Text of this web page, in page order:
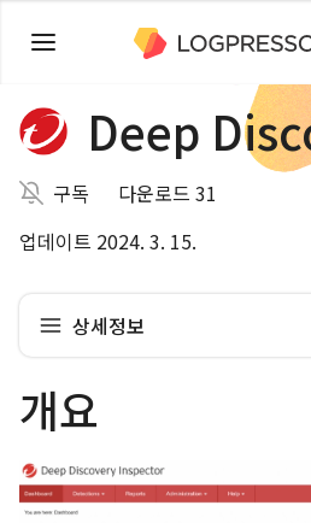
구독
다운로드 31
업데이트 2024. 3. 15.
상세정보
개요